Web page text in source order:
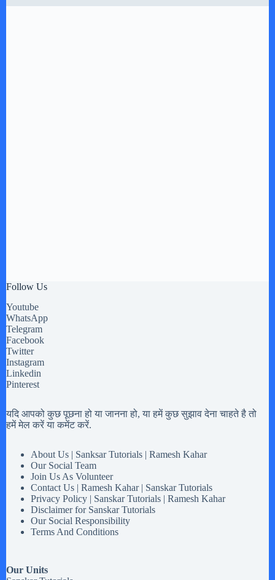
Follow Us
Youtube
WhatsApp
Telegram
Facebook
Twitter
Instagram
Linkedin
Pinterest
यदि आपको कुछ पूछना हो या जानना हो, या हमें कुछ सुझाव देना चाहते है तो
हमें मेल करें या कमेंट करें.
About Us | Sanksar Tutorials | Ramesh Kahar
Our Social Team
Join Us As Volunteer
Contact Us | Ramesh Kahar | Sanskar Tutorials
Privacy Policy | Sanskar Tutorials | Ramesh Kahar
Disclaimer for Sanskar Tutorials
Our Social Responsibility
Terms And Conditions
Our Units